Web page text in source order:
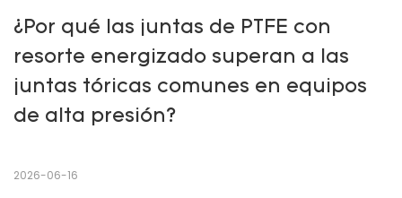
¿Por qué las juntas de PTFE con
resorte energizado superan a las
juntas tóricas comunes en equipos
de alta presión?
2026-06-16